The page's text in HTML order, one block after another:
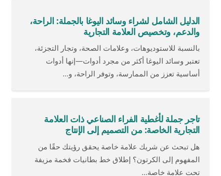
الدليل الشامل لشراء وسائد اليوغا بالجملة: الراحة،
والدعم، وتخصيص العلامة التجارية
بالنسبة للاستوديوهات، وعلامات الصحة، وتجار التجزئة،
تعتبر وسائد اليوغا أكثر من مجرد أدوات—إنها أدوات
أساسية تعزز من الممارسة، وتوفر الراحة، و...
تاجر جملة لأغطية الفراء الصناعي ذات العلامة
التجارية الخاصة: من التصميم إلى الإنتاج
هل تبحث عن شريك علامة خاصة يحقق رؤيتك حقًا من
المفهوم إلى الكرتون؟ إطلاق خط بطانيات فخمة مزيفة
تحت علامة خاصة...